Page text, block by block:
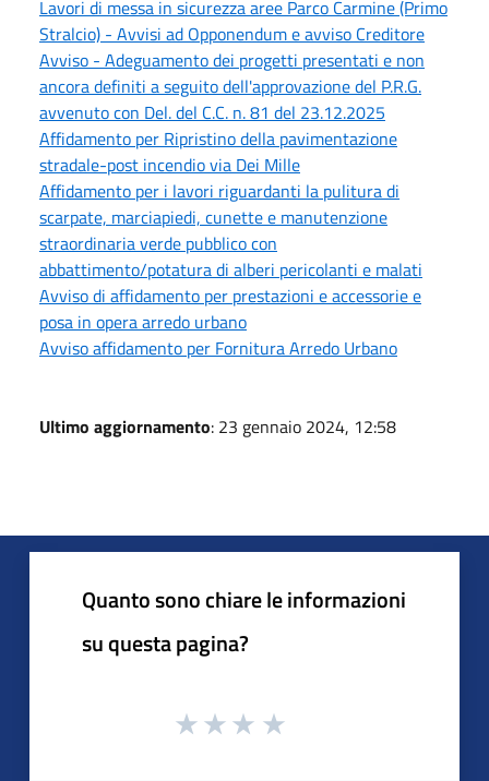
Lavori di messa in sicurezza aree Parco Carmine (Primo
Stralcio) - Avvisi ad Opponendum e avviso Creditore
Avviso - Adeguamento dei progetti presentati e non
ancora definiti a seguito dell'approvazione del P.R.G.
avvenuto con Del. del C.C. n. 81 del 23.12.2025
Affidamento per Ripristino della pavimentazione
stradale-post incendio via Dei Mille
Affidamento per i lavori riguardanti la pulitura di
scarpate, marciapiedi, cunette e manutenzione
straordinaria verde pubblico con
abbattimento/potatura di alberi pericolanti e malati
Avviso di affidamento per prestazioni e accessorie e
posa in opera arredo urbano
Avviso affidamento per Fornitura Arredo Urbano
Ultimo aggiornamento: 23 gennaio 2024, 12:58
Quanto sono chiare le informazioni
su questa pagina?